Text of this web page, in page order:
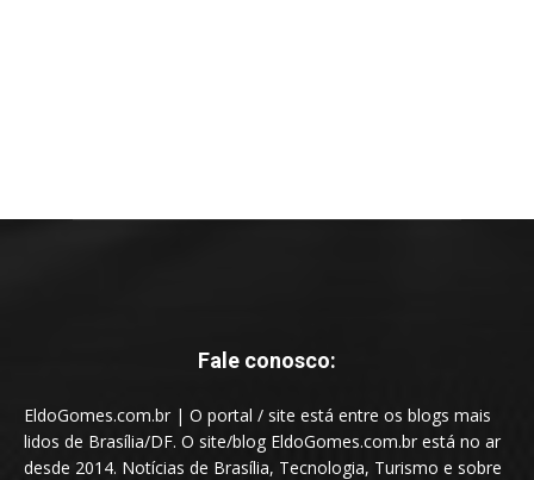
Fale conosco:
EldoGomes.com.br | O portal / site está entre os blogs mais
lidos de Brasília/DF. O site/blog EldoGomes.com.br está no ar
desde 2014. Notícias de Brasília, Tecnologia, Turismo e sobre